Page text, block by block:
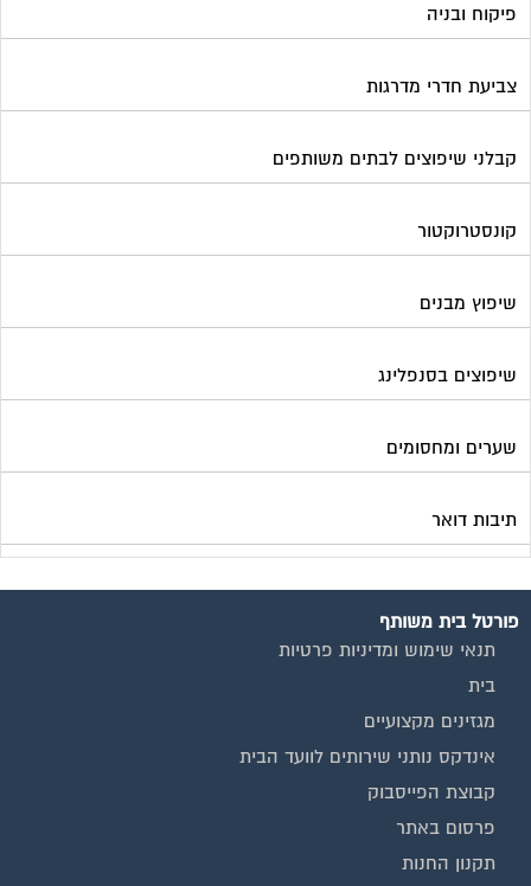
פיקוח ובניה
צביעת חדרי מדרגות
קבלני שיפוצים לבתים משותפים
קונסטרוקטור
שיפוץ מבנים
שיפוצים בסנפלינג
שערים ומחסומים
תיבות דואר
פורטל בית משותף
תנאי שימוש ומדיניות פרטיות
בית
מגזינים מקצועיים
אינדקס נותני שירותים לוועד הבית
קבוצת הפייסבוק
פרסום באתר
תקנון החנות